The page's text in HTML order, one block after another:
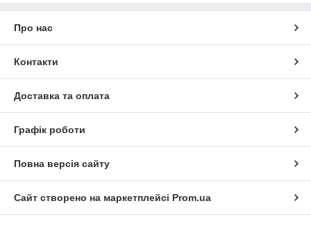
Про нас
Контакти
Доставка та оплата
Графік роботи
Повна версія сайту
Сайт створено на маркетплейсі Prom.ua